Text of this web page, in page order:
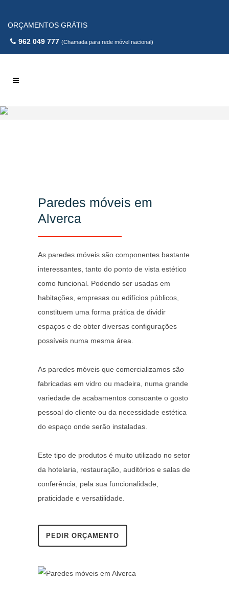
ORÇAMENTOS GRÁTIS
962 049 777 (Chamada para rede móvel nacional)
Paredes móveis em
Alverca
As paredes móveis são componentes bastante
interessantes, tanto do ponto de vista estético
como funcional. Podendo ser usadas em
habitações, empresas ou edifícios públicos,
constituem uma forma prática de dividir
espaços e de obter diversas configurações
possíveis numa mesma área.
As paredes móveis que comercializamos são
fabricadas em vidro ou madeira, numa grande
variedade de acabamentos consoante o gosto
pessoal do cliente ou da necessidade estética
do espaço onde serão instaladas.
Este tipo de produtos é muito utilizado no setor
da hotelaria, restauração, auditórios e salas de
conferência, pela sua funcionalidade,
praticidade e versatilidade.
PEDIR ORÇAMENTO